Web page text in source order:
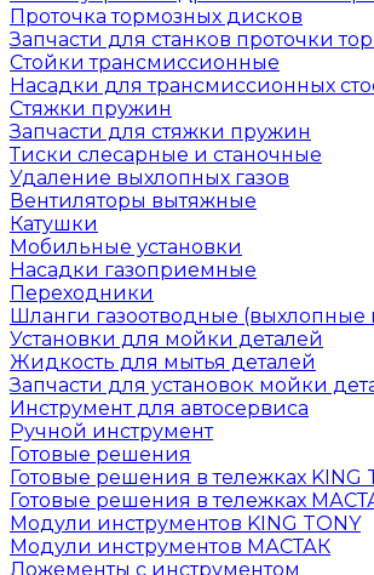
Проточка тормозных дисков
Запчасти для станков проточки
Стойки трансмиссионные
Насадки для трансмиссионных
Стяжки пружин
Запчасти для стяжки пружин
Тиски слесарные и станочные
Удаление выхлопных газов
Вентиляторы вытяжные
Катушки
Мобильные установки
Насадки газоприемные
Переходники
Шланги газоотводные (выхлопные
Установки для мойки деталей
Жидкость для мытья деталей
Запчасти для установок мойки
Инструмент для автосервиса
Ручной инструмент
Готовые решения
Готовые решения в тележках KING
Готовые решения в тележках
Модули инструментов KING TONY
Модули инструментов МАСТАК
Ложементы с инструментом